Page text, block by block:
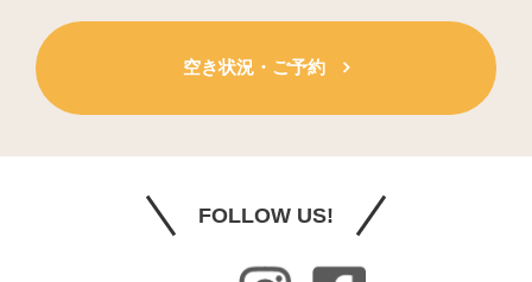
空き状況・ご予約
FOLLOW US!